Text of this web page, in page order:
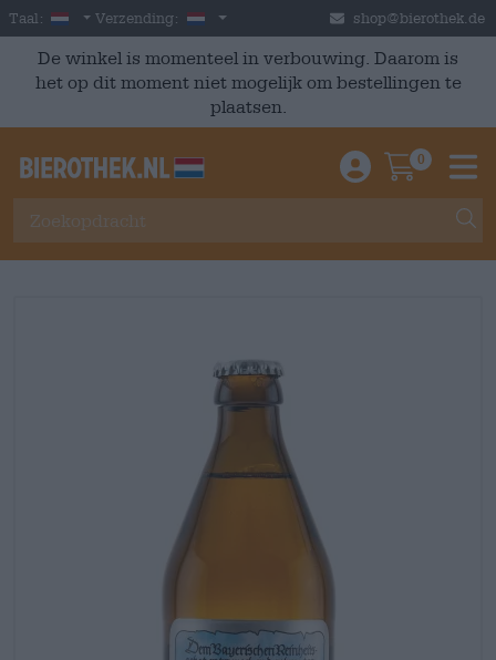
Skip to main content
Taal: Dutch
Verzending: Nederland shop@bierothek.de
De winkel is momenteel in verbouwing. Daarom is
het op dit moment niet mogelijk om bestellingen te
plaatsen.
Einloggen /
0